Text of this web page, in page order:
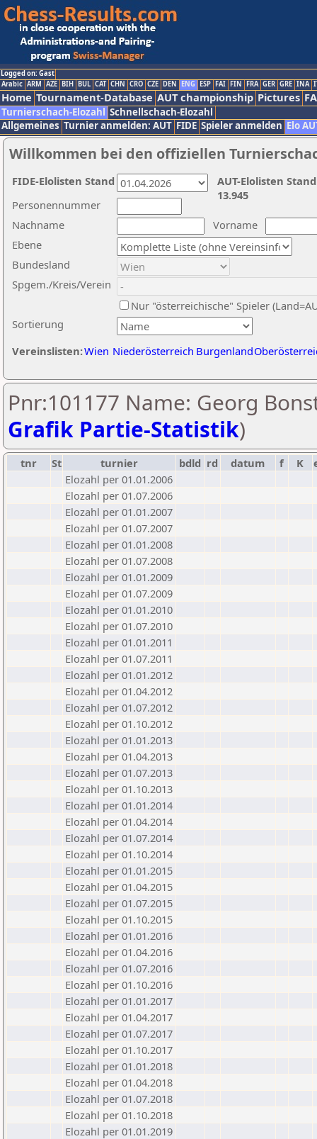
Logged on: Gast
Arabic ARM AZE BIH BUL CAT CHN CRO CZE DEN ENG ESP FAI FIN FRA GER GRE INA
Home Tournament-Database AUT championship Pictures
Turnierschach-Elozahl Schnellschach-Elozahl
Allgemeines Turnier anmelden: AUT FIDE Spieler anmelden Elo
Willkommen bei den offiziellen
Nachname
Vorname
Ebene
Sortierung
Personennummer
Bundesland
Spgem./Kreis/Verein
Nur "österreichische" Spieler
Vereinslisten:Wien Niederösterreich Burgenland
AUT-Elolisten
13.945
FIDE-Elolisten Stand
Pnr:101177 Name: Georg
Grafik Partie-Statistik)
tnr St turnier bdld rd datum f K
Elozahl per 01.01.2006
Elozahl per 01.07.2006
Elozahl per 01.01.2007
Elozahl per 01.07.2007
Elozahl per 01.01.2008
Elozahl per 01.07.2008
Elozahl per 01.01.2009
Elozahl per 01.07.2009
Elozahl per 01.01.2010
Elozahl per 01.07.2010
Elozahl per 01.01.2011
Elozahl per 01.07.2011
Elozahl per 01.01.2012
Elozahl per 01.04.2012
Elozahl per 01.07.2012
Elozahl per 01.10.2012
Elozahl per 01.01.2013
Elozahl per 01.04.2013
Elozahl per 01.07.2013
Elozahl per 01.10.2013
Elozahl per 01.01.2014
Elozahl per 01.04.2014
Elozahl per 01.07.2014
Elozahl per 01.10.2014
Elozahl per 01.01.2015
Elozahl per 01.04.2015
Elozahl per 01.07.2015
Elozahl per 01.10.2015
Elozahl per 01.01.2016
Elozahl per 01.04.2016
Elozahl per 01.07.2016
Elozahl per 01.10.2016
Elozahl per 01.01.2017
Elozahl per 01.04.2017
Elozahl per 01.07.2017
Elozahl per 01.10.2017
Elozahl per 01.01.2018
Elozahl per 01.04.2018
Elozahl per 01.07.2018
Elozahl per 01.10.2018
Elozahl per 01.01.2019